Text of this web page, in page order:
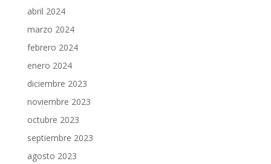
abril 2024
marzo 2024
febrero 2024
enero 2024
diciembre 2023
noviembre 2023
octubre 2023
septiembre 2023
agosto 2023